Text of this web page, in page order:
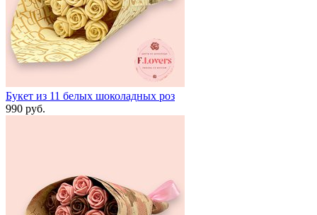
Букет из 11 белых шоколадных роз
990 руб.